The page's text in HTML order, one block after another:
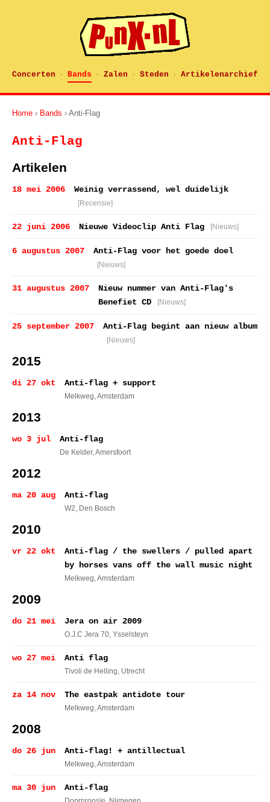
Concerten · Bands · Zalen · Steden · Artikelenarchief
Home › Bands › Anti-Flag
Anti-Flag
Artikelen
18 mei 2006 Weinig verrassend, wel duidelijk
[Recensie]
22 juni 2006 Nieuwe Videoclip Anti Flag [Nieuws]
6 augustus 2007 Anti-Flag voor het goede doel
[Nieuws]
31 augustus 2007
Nieuw nummer van Anti-Flag's
Benefiet CD
[Nieuws]
25 september 2007 Anti-Flag begint aan nieuw album
[Nieuws]
2015
di 27 okt Anti-flag + support
Melkweg, Amsterdam
2013
wo 3 jul Anti-flag
De Kelder, Amersfoort
2012
ma 20 aug Anti-flag
W2, Den Bosch
2010
vr 22 okt
Anti-flag / the swellers / pulled apart
by horses vans off the wall music night
Melkweg, Amsterdam
2009
do 21 mei Jera on air 2009
O.J.C Jera 70, Ysselsteyn
wo 27 mei Anti flag
Tivoli de Helling, Utrecht
za 14 nov The eastpak antidote tour
Melkweg, Amsterdam
2008
do 26 jun Anti-flag! + antillectual
Melkweg, Amsterdam
ma 30 jun Anti-flag